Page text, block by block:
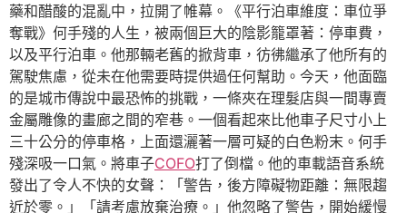
藥和醋酸的混亂中，拉開了帷幕。《平行泊車維度：車位爭
奪戰》何手殘的人生，被兩個巨大的陰影籠罩著：停車費，
以及平行泊車。他那輛老舊的掀背車，彷彿繼承了他所有的
駕駛焦慮，從未在他需要時提供過任何幫助。今天，他面臨
的是城市傳說中最恐怖的挑戰，一條夾在理髮店與一間專賣
金屬雕像的畫廊之間的窄巷。一個看起來比他車子尺寸小上
三十公分的停車格，上面還灑著一層可疑的白色粉末。何手
殘深吸一口氣。將車子COFO打了倒檔。他的車載語音系統
發出了令人不快的女聲：「警告，後方障礙物距離：無限趨
近於零。」「請考慮放棄治療。」他忽略了警告，開始緩慢